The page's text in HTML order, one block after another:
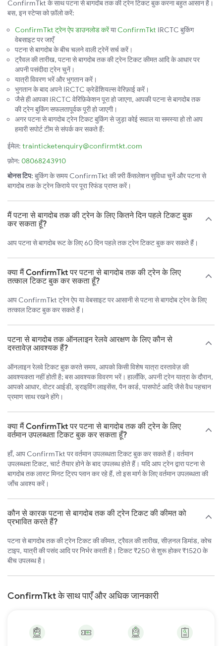
ConfirmTkt के साथ पटना से बागदोब तक की ट्रेन टिकट बुक करना बहुत आसान है।
बस, इन स्टेप्स को फ़ॉलो करें:
ConfirmTkt ट्रेन ऐप डाउनलोड करेंयाConfirmTkt IRCTC बुकिंग
वेबसाइट पर जाएँ
पटना से बागदोब के बीच चलने वाली ट्रेनें सर्च करें।
ट्रैवल की तारीख, पटना से बागदोब तक की ट्रेन टिकट कीमत आदि के आधार पर
अपनी पसंदीदा ट्रेन चुनें।
यात्री विवरण भरें और भुगतान करें।
भुगतान के बाद अपने IRCTC क्रेडेंशियल्स वेरिफ़ाई करें।
जैसे ही आपका IRCTC वेरिफ़िकेशन पूरा हो जाएगा, आपकी पटना से बागदोब तक
की ट्रेन बुकिंग सफलतापूर्वक पूरी हो जाएगी।
अगर पटना से बागदोब ट्रेन टिकट बुकिंग से जुड़ा कोई सवाल या समस्या हो तो आप
हमारी सपोर्ट टीम से संपर्क कर सकते हैं:
ईमेल: trainticketenquiry@confirmtkt.com
फ़ोन: 08068243910
बोनस टिप: बुकिंग के समय ConfirmTkt की फ़्री कैंसलेशन सुविधा चुनें और पटना से
बागदोब तक के ट्रेन किराये पर पूरा रिफंड प्राप्त करें।
मैं पटना से बागदोब तक की ट्रेन के लिए कितने दिन पहले टिकट बुक
कर सकता हूँ?
आप पटना से बागदोब रूट के लिए 60 दिन पहले तक ट्रेन टिकट बुक कर सकते हैं।
क्या मैं ConfirmTkt पर पटना से बागदोब तक की ट्रेन के लिए
तत्काल टिकट बुक कर सकता हूँ?
आप ConfirmTkt ट्रेन ऐप या वेबसाइट पर आसानी से पटना से बागदोब ट्रेन के लिए
तत्काल टिकट बुक कर सकते हैं।
पटना से बागदोब तक ऑनलाइन रेलवे आरक्षण के लिए कौन से
दस्तावेज़ आवश्यक हैं?
ऑनलाइन रेलवे टिकट बुक करते समय, आपको किसी विशेष यात्रा दस्तावेज़ की
आवश्यकता नहीं होती है; बस आवश्यक विवरण भरें। हालाँकि, अपनी ट्रेन यात्रा के दौरान,
आपको आधार, वोटर आईडी, ड्राइविंग लाइसेंस, पैन कार्ड, पासपोर्ट आदि जैसे वैध पहचान
प्रमाण साथ रखने होंगे।
क्या मैं ConfirmTkt पर पटना से बागदोब तक की ट्रेन के लिए
वर्तमान उपलब्धता टिकट बुक कर सकता हूँ?
हाँ, आप ConfirmTkt पर वर्तमान उपलब्धता टिकट बुक कर सकते हैं। वर्तमान
उपलब्धता टिकट, चार्ट तैयार होने के बाद उपलब्ध होते हैं। यदि आप ट्रेन द्वारा पटना से
बागदोब तक लास्ट मिनट ट्रिप प्लान कर रहे हैं, तो इस मार्ग के लिए वर्तमान उपलब्धता की
जाँच अवश्य करें।
कौन से कारक पटना से बागदोब तक की ट्रेन टिकट की कीमत को
प्रभावित करते हैं?
पटना से बागदोब तक की ट्रेन टिकट की कीमत, ट्रैवल की तारीख, सीज़नल डिमांड, कोच
टाइप, यात्री की पसंद आदि पर निर्भर करती है। टिकट ₹250 से शुरू होकर ₹1520 के
बीच उपलब्ध है।
ConfirmTkt के साथ पाएँ और अधिक जानकारी